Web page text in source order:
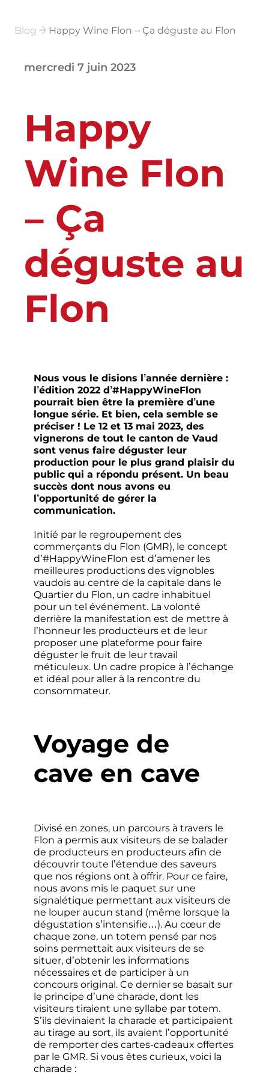
Blog Happy Wine Flon – Ça déguste au Flon
mercredi 7 juin 2023
Happy
Wine Flon
– Ça
déguste au
Flon
Nous vous le disions l’année dernière :
l’édition 2022 d’#HappyWineFlon
pourrait bien être la première d’une
longue série. Et bien, cela semble se
préciser ! Le 12 et 13 mai 2023, des
vignerons de tout le canton de Vaud
sont venus faire déguster leur
production pour le plus grand plaisir du
public qui a répondu présent. Un beau
succès dont nous avons eu
l’opportunité de gérer la
communication.
Initié par le regroupement des
commerçants du Flon (GMR), le concept
d’#HappyWineFlon est d’amener les
meilleures productions des vignobles
vaudois au centre de la capitale dans le
Quartier du Flon, un cadre inhabituel
pour un tel événement. La volonté
derrière la manifestation est de mettre à
l’honneur les producteurs et de leur
proposer une plateforme pour faire
déguster le fruit de leur travail
méticuleux. Un cadre propice à l’échange
et idéal pour aller à la rencontre du
consommateur.
Voyage de
cave en cave
Divisé en zones, un parcours à travers le
Flon a permis aux visiteurs de se balader
de producteurs en producteurs afin de
découvrir toute l’étendue des saveurs
que nos régions ont à offrir. Pour ce faire,
nous avons mis le paquet sur une
signalétique permettant aux visiteurs de
ne louper aucun stand (même lorsque la
dégustation s’intensifie…). Au cœur de
chaque zone, un totem pensé par nos
soins permettait aux visiteurs de se
situer, d’obtenir les informations
nécessaires et de participer à un
concours original. Ce dernier se basait sur
le principe d’une charade, dont les
visiteurs tiraient une syllabe par totem.
S’ils devinaient la charade et participaient
au tirage au sort, ils avaient l’opportunité
de remporter des cartes-cadeaux offertes
par le GMR. Si vous êtes curieux, voici la
charade :